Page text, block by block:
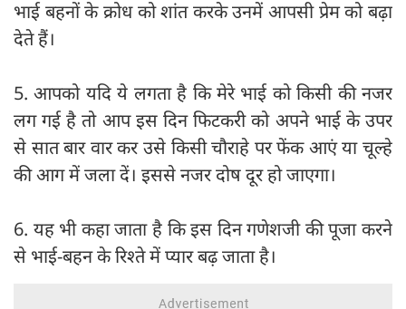
भाई बहनों के क्रोध को शांत करके उनमें आपसी प्रेम को बढ़ा
देते हैं।
5. आपको यदि ये लगता है कि मेरे भाई को किसी की नजर
लग गई है तो आप इस दिन फिटकरी को अपने भाई के उपर
से सात बार वार कर उसे किसी चौराहे पर फेंक आएं या चूल्हे
की आग में जला दें। इससे नजर दोष दूर हो जाएगा।
6. यह भी कहा जाता है कि इस दिन गणेशजी की पूजा करने
से भाई-बहन के रिश्‍ते में प्‍यार बढ़ जाता है।